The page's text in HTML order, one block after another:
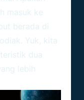
masuk ke
berada di
Yuk, kita
dua
lebih